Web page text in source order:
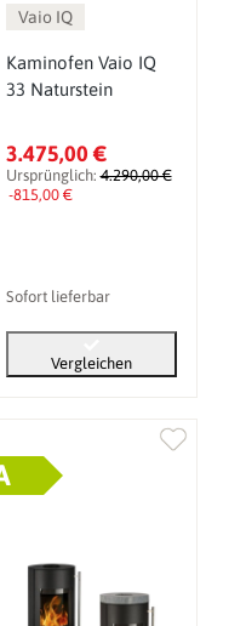
Vaio IQ
Kaminofen Vaio IQ
33 Naturstein
3.475,00 €
Ursprünglich:4.290,00 €
-815,00 €
Sofort lieferbar
Vergleichen